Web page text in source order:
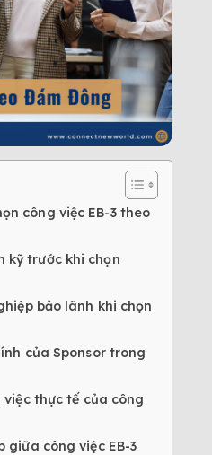
công việc EB-3 theo
kỹ trước khi chọn
bảo lãnh khi chọn
của Sponsor trong
thực tế của công
giữa công việc EB-3